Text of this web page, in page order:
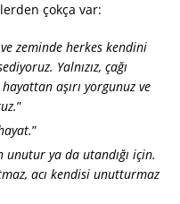
çokça var:
ve zeminde herkes kendini
Yalnızız, çağı
aşırı yorgunuz ve
”
”
unutur ya da utandığı için.
acı kendisi unutturmaz